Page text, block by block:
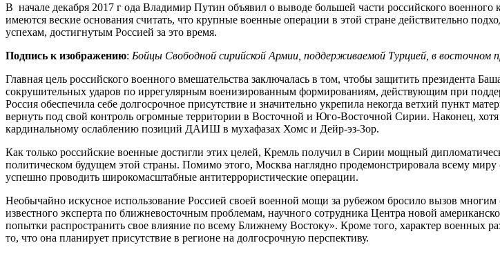
В начале декабря 2017 г ода Владимир Путин объявил о выводе большей части российского
имеются веские основания считать, что крупные военные операции в этой стране действительно
успехам, достигнутым Россией за это время.
Подпись к изображению: Бойцы Свободной сирийской Армии, поддерживаемой Турцией, в восточном
Главная цель российского военного вмешательства заключалась в том, чтобы защитить президента
сокрушительных ударов по иррегулярным военизированным формированиям, действующим при
Россия обеспечила себе долгосрочное присутствие и значительно укрепила некогда ветхий пункт
вернуть под свой контроль огромные территории в Восточной и Юго-Восточной Сирии. Наконец, хотя
кардинальному ослаблению позиций ДАИШ в мухафазах Хомс и Дейр-эз-Зор.
Как только российские военные достигли этих целей, Кремль получил в Сирии мощный
политическом будущем этой страны. Помимо этого, Москва наглядно продемонстрировала всему
успешно проводить широкомасштабные антитеррористические операции.
Необычайно искусное использование Россией своей военной мощи за рубежом бросило вызов
известного эксперта по ближневосточным проблемам, научного сотрудника Центра новой
попытки распространить свое влияние по всему Ближнему Востоку». Кроме того, характер военных
то, что она планирует присутствие в регионе на долгосрочную перспективу.